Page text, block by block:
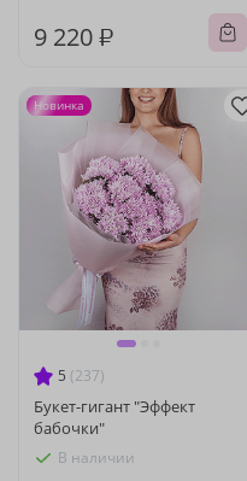
9 220 ₽
5 (237)
Букет-гигант "Эффект
бабочки"
В наличии
Новинка